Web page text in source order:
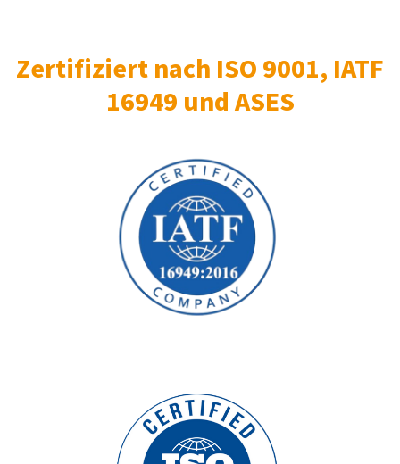
Zertifiziert nach ISO 9001, IATF
16949 und ASES